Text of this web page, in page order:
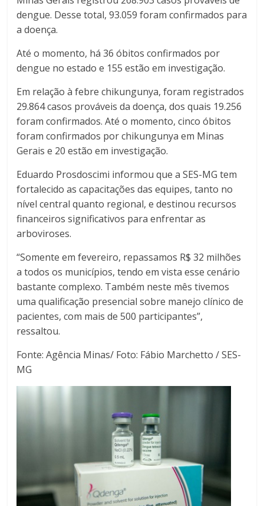
dengue. Desse total, 93.059 foram confirmados para
a doença.
Até o momento, há 36 óbitos confirmados por
dengue no estado e 155 estão em investigação.
Em relação à febre chikungunya, foram registrados
29.864 casos prováveis da doença, dos quais 19.256
foram confirmados. Até o momento, cinco óbitos
foram confirmados por chikungunya em Minas
Gerais e 20 estão em investigação.
Eduardo Prosdoscimi informou que a SES-MG tem
fortalecido as capacitações das equipes, tanto no
nível central quanto regional, e destinou recursos
financeiros significativos para enfrentar as
arboviroses.
“Somente em fevereiro, repassamos R$ 32 milhões
a todos os municípios, tendo em vista esse cenário
bastante complexo. Também neste mês tivemos
uma qualificação presencial sobre manejo clínico de
pacientes, com mais de 500 participantes”,
ressaltou.
Fonte: Agência Minas/ Foto: Fábio Marchetto / SES-
MG